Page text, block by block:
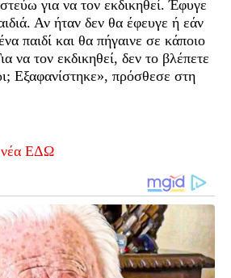
για να τον εκδικηθεί. Έφυγε
Αν ήταν δεν θα έφευγε ή εάν
παιδί και θα πήγαινε σε κάποιο
να τον εκδικηθεί, δεν το βλέπετε
Εξαφανίστηκε», πρόσθεσε στη
νέα ΕΔΩ